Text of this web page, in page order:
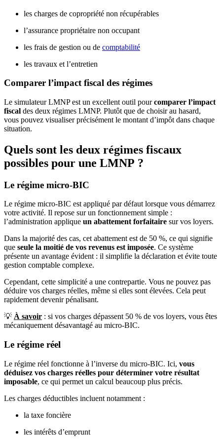
les charges de copropriété non récupérables
l’assurance propriétaire non occupant
les frais de gestion ou de comptabilité
les travaux et l’entretien
Comparer l’impact fiscal des régimes
Le simulateur LMNP est un excellent outil pourcomparer l’impact
fiscal des deux régimes LMNP. Plutôt que de choisir au hasard,
vous pouvez visualiser précisément le montant d’impôt dans chaque
situation.
Quels sont les deux régimes fiscaux
possibles pour une LMNP ?
Le régime micro-BIC
Le régime micro-BIC est appliqué par défaut lorsque vous démarrez
votre activité. Il repose sur un fonctionnement simple :
l’administration applique un abattement forfaitaire sur vos loyers.
Dans la majorité des cas, cet abattement est de 50 %, ce qui signifie
que seule la moitié de vos revenus est imposée. Ce système
présente un avantage évident : il simplifie la déclaration et évite toute
gestion comptable complexe.
Cependant, cette simplicité a une contrepartie. Vous ne pouvez pas
déduire vos charges réelles, même si elles sont élevées. Cela peut
rapidement devenir pénalisant.
💡 À savoir : si vos charges dépassent 50 % de vos loyers, vous êtes
mécaniquement désavantagé au micro-BIC.
Le régime réel
Le régime réel fonctionne à l’inverse du micro-BIC. Ici, vous
déduisez vos charges réelles pour déterminer votre résultat
imposable, ce qui permet un calcul beaucoup plus précis.
Les charges déductibles incluent notamment :
la taxe foncière
les intérêts d’emprunt